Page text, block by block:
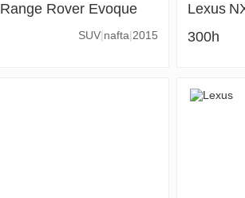
Range Rover Evoque
2015
nafta
SUV
Lexus
300h